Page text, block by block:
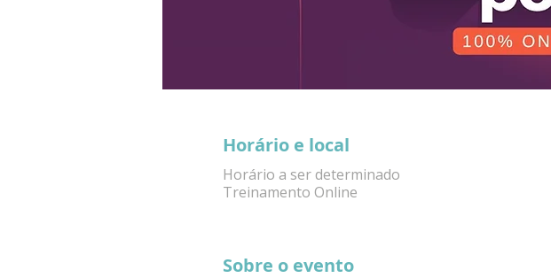
Horário e local
Horário a ser determinado
Treinamento Online
Sobre o evento